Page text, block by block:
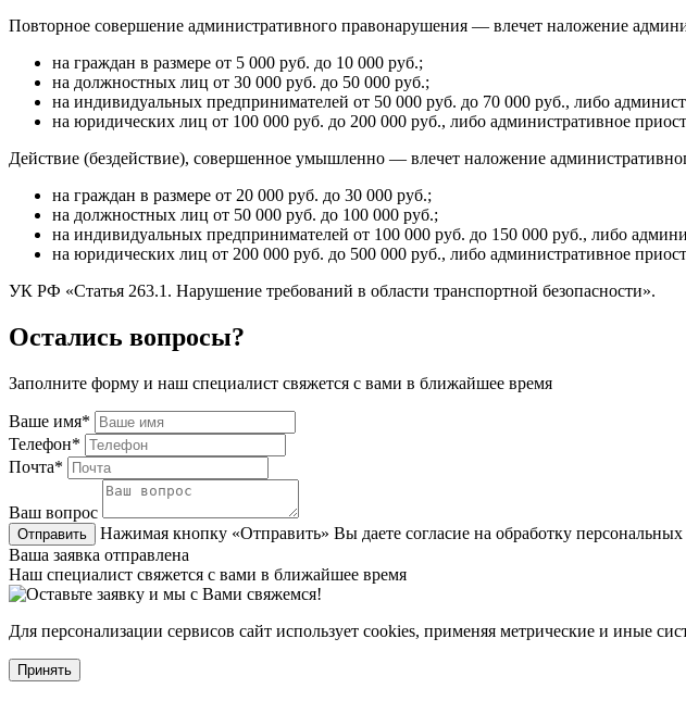
Повторное совершение административного правонарушения — влечет наложение
на граждан в размере от 5 000 руб. до 10 000 руб.;
на должностных лиц от 30 000 руб. до 50 000 руб.;
на индивидуальных предпринимателей от 50 000 руб. до 70 000 руб., либо
на юридических лиц от 100 000 руб. до 200 000 руб., либо административное
Действие (бездействие), совершенное умышленно — влечет наложение
на граждан в размере от 20 000 руб. до 30 000 руб.;
на должностных лиц от 50 000 руб. до 100 000 руб.;
на индивидуальных предпринимателей от 100 000 руб. до 150 000 руб., либо
на юридических лиц от 200 000 руб. до 500 000 руб., либо административное
​​​​​​​УК РФ «Статья 263.1. Нарушение требований в области транспортной безопасности».
Остались вопросы?
Заполните форму и наш специалист свяжется с вами в ближайшее время
Ваше имя*
Телефон*
Почта*
Ваш вопрос
Отправить Нажимая кнопку «Отправить» Вы даете согласие на обработку
Ваша заявка отправлена
Наш специалист свяжется с вами в ближайшее время
Для персонализации сервисов сайт использует cookies, применяя метрические и иные
Принять